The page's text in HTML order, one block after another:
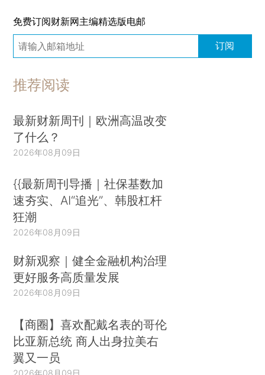
免费订阅财新网主编精选版电邮
订阅
推荐阅读
最新财新周刊｜欧洲高温改变
了什么？
2026年08月09日
{{最新周刊导播｜社保基数加
速夯实、AI“追光”、韩股杠杆
狂潮
2026年08月09日
财新观察｜健全金融机构治理
更好服务高质量发展
2026年08月09日
【商圈】喜欢配戴名表的哥伦
比亚新总统 商人出身拉美右
翼又一员
2026年08月09日